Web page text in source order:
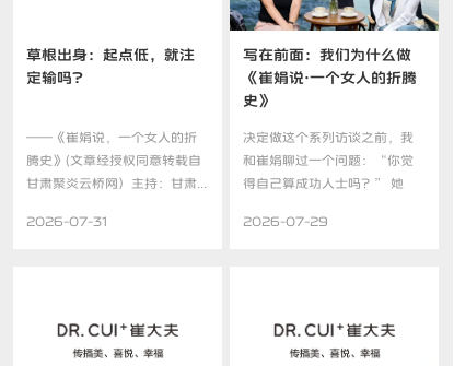
草根出身：起点低，就注
定输吗？
——《崔娟说，一个女人的折
腾史》(文章经授权同意转载自
甘肃聚炎云桥网）主持：甘肃...
2026-07-31
写在前面：我们为什么做
《崔娟说·一个女人的折腾
史》
决定做这个系列访谈之前，我
和崔娟聊过一个问题：“你觉
得自己算成功人士吗？” 她
2026-07-29